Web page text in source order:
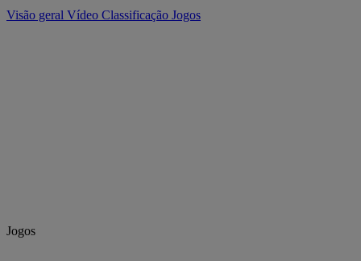
Visão geral Vídeo Classificação Jogos
Jogos